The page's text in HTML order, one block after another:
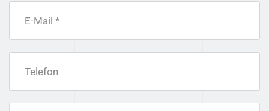
E-Mail *
Telefon